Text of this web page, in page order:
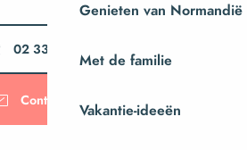
Genieten van Normandië
Met de familie
Vakantie-ideeën
02 33 56 28
Contacteer ons